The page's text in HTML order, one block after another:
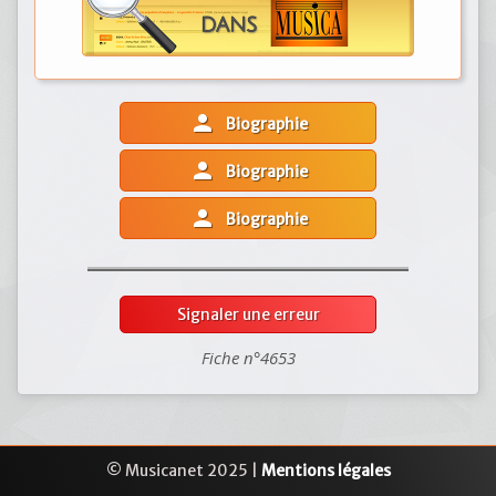
person Biographie
person Biographie
person Biographie
Signaler une erreur
Fiche n°4653
© Musicanet 2025 | Mentions légales